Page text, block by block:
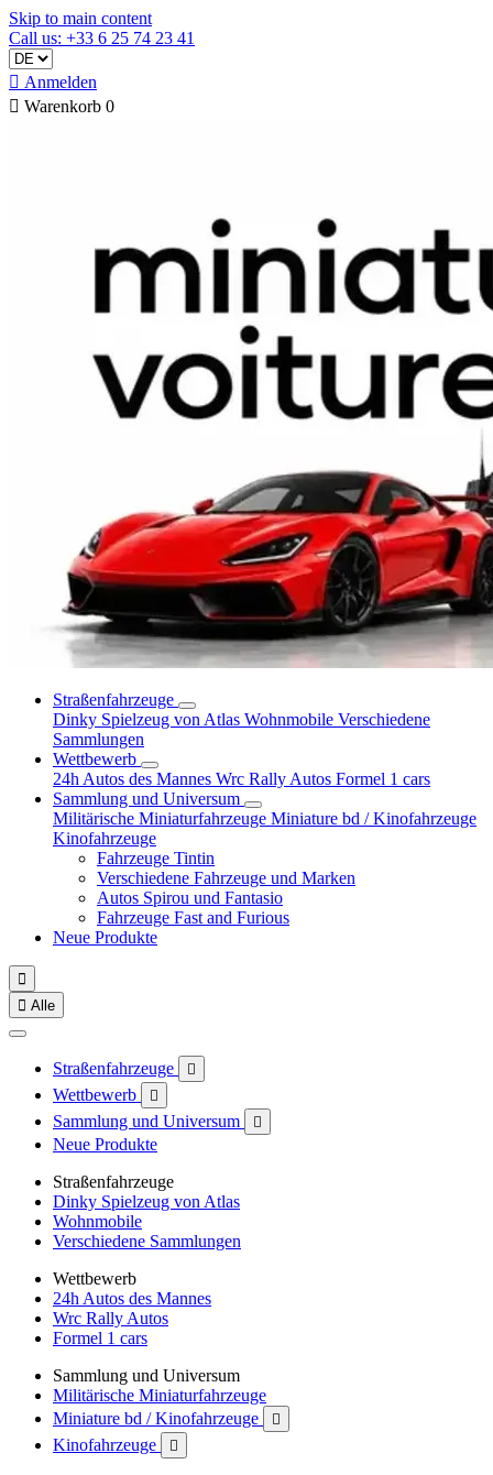
Skip to main content
Call us: +33 6 25 74 23 41
 Anmelden
 Warenkorb 0
Straßenfahrzeuge
Dinky Spielzeug von Atlas Wohnmobile Verschiedene
Sammlungen
Wettbewerb
24h Autos des Mannes Wrc Rally Autos Formel 1 cars
Sammlung und Universum
Militärische Miniaturfahrzeuge Miniature bd / Kinofahrzeuge
Kinofahrzeuge
Fahrzeuge Tintin
Verschiedene Fahrzeuge und Marken
Autos Spirou und Fantasio
Fahrzeuge Fast and Furious
Neue Produkte

 Alle
Straßenfahrzeuge 
Wettbewerb 
Sammlung und Universum 
Neue Produkte
Straßenfahrzeuge
Dinky Spielzeug von Atlas
Wohnmobile
Verschiedene Sammlungen
Wettbewerb
24h Autos des Mannes
Wrc Rally Autos
Formel 1 cars
Sammlung und Universum
Militärische Miniaturfahrzeuge
Miniature bd / Kinofahrzeuge

Kinofahrzeuge 